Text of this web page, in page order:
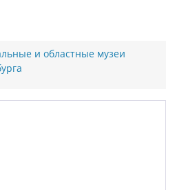
и областные музеи